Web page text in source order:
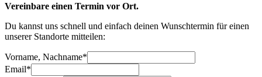
Vereinbare einen Termin vor Ort.
Du kannst uns schnell und einfach deinen Wunschtermin für einen
unserer Standorte mitteilen:
Vorname, Nachname*
Email*